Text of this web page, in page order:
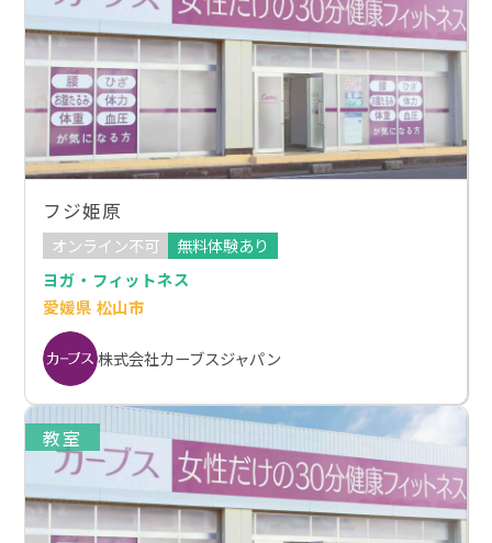
フジ姫原
オンライン不可
無料体験あり
ヨガ・フィットネス
愛媛県 松山市
株式会社カーブスジャパン
教室